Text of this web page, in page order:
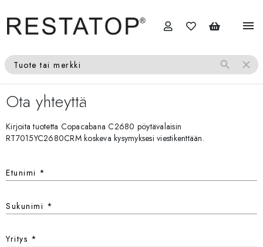
menu
Tuote tai merkki search close
Ota yhteyttä
Kirjoita tuotetta Copacabana C2680 pöytävalaisin
RT7015YC2680CRM koskeva kysymyksesi viestikenttään.
Etunimi *
Sukunimi *
Yritys *